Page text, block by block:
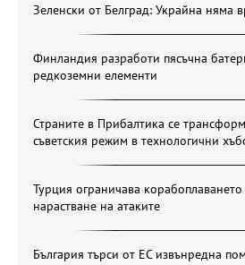
Зеленски от Белград: Украйна няма
Финландия разработи пясъчна
редкоземни елементи
Страните в Прибалтика се
съветския режим в технологични
Турция ограничава
нарастване на атаките
България търси от ЕС извънредна